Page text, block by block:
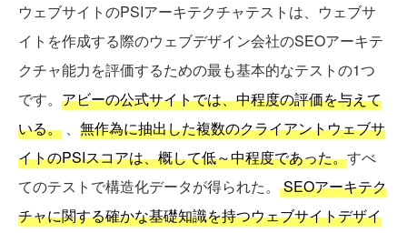
ウェブサイトのPSIアーキテクチャテストは、ウェブサ
イトを作成する際のウェブデザイン会社のSEOアーキテ
クチャ能力を評価するための最も基本的なテストの1つ
です。 アビーの公式サイトでは、中程度の評価を与えて
いる。 、 無作為に抽出した複数のクライアントウェブサ
イトのPSIスコアは、概して低～中程度であった。すべ
てのテストで構造化データが得られた。 SEOアーキテク
チャに関する確かな基礎知識を持つウェブサイトデザイ